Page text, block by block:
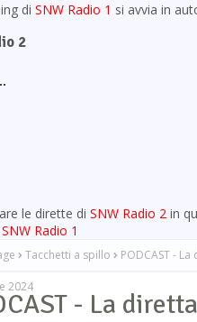
di SNW Radio 1 si avvia in
2
le dirette di SNW Radio 2 in
SNW Radio 1
Tacchetti a spillo PODCAST -
2024
- La